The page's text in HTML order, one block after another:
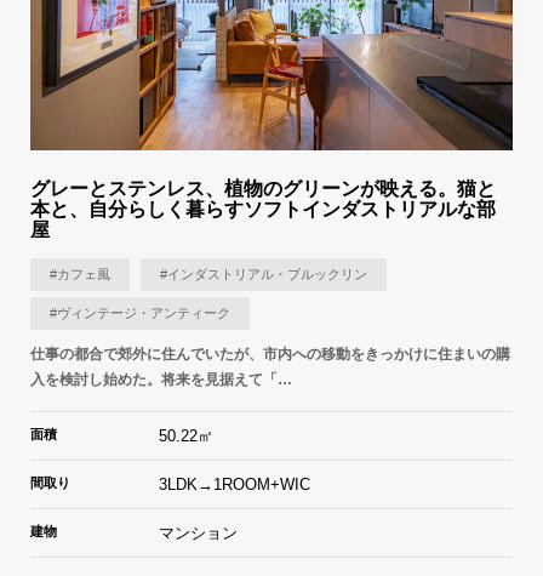
グレーとステンレス、植物のグリーンが映える。猫と
本と、自分らしく暮らすソフトインダストリアルな部
屋
#カフェ風 #インダストリアル・ブルックリン
#ヴィンテージ・アンティーク
仕事の都合で郊外に住んでいたが、市内への移動をきっかけに住まいの購
入を検討し始めた。将来を見据えて「…
面積 50.22㎡
間取り 3LDK→1ROOM+WIC
建物 マンション